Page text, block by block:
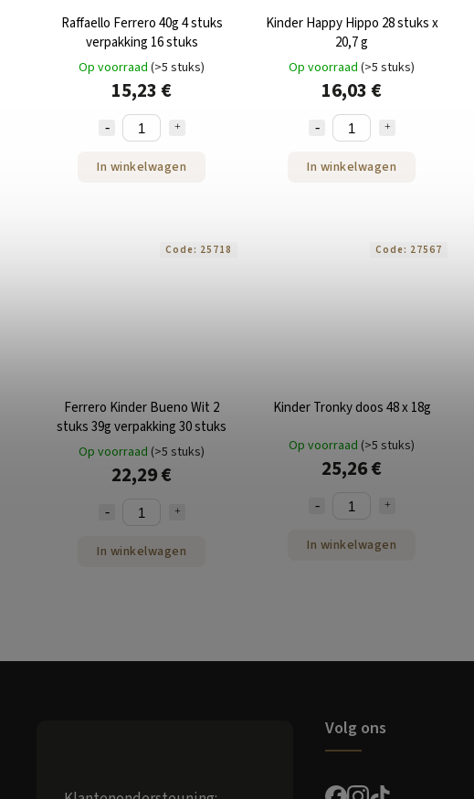
Raffaello Ferrero 40g 4 stuks
verpakking 16 stuks
Op voorraad (>5 stuks)
15,23 €
In winkelwagen
Kinder Happy Hippo 28 stuks x
20,7 g
Op voorraad (>5 stuks)
16,03 €
In winkelwagen
Ferrero Kinder Bueno Wit 2
stuks 39g verpakking 30 stuks
Op voorraad (>5 stuks)
22,29 €
In winkelwagen
Code: 25718
Kinder Tronky doos 48 x 18g
Op voorraad (>5 stuks)
25,26 €
In winkelwagen
Code: 27567
Volg ons